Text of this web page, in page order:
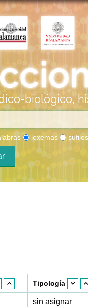
biológico,
lexemas sufijos
Tipología
sin asignar